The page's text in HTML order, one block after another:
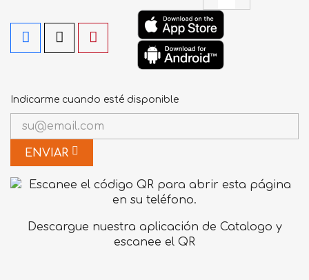
Indicarme cuando esté disponible
ENVIAR
Descargue nuestra aplicación de Catalogo y
escanee el QR